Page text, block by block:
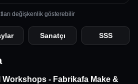
değişkenlik gösterebilir
Sanatçı SSS
Workshops - Fabrikafa Make &